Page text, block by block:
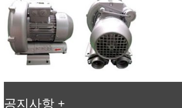
공지사항 +